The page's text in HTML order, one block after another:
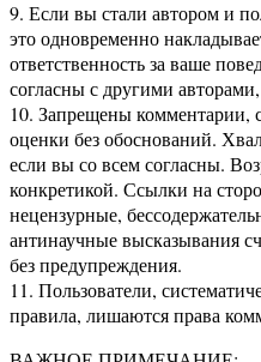
9. Если вы стали автором и
это одновременно
ответственность за ваше
согласны с другими
10. Запрещены комментарии,
оценки без обоснований.
если вы со всем согласны.
конкретикой. Ссылки на
нецензурные,
антинаучные высказывания
без предупреждения.
11. Пользователи,
правила, лишаются права